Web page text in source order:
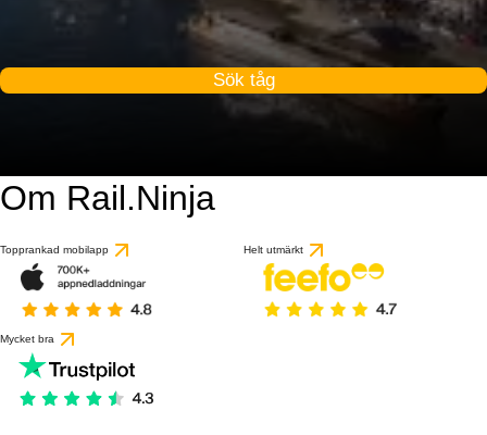
Sök tåg
Om Rail.Ninja
Topprankad mobilapp Helt utmärkt
Mycket bra